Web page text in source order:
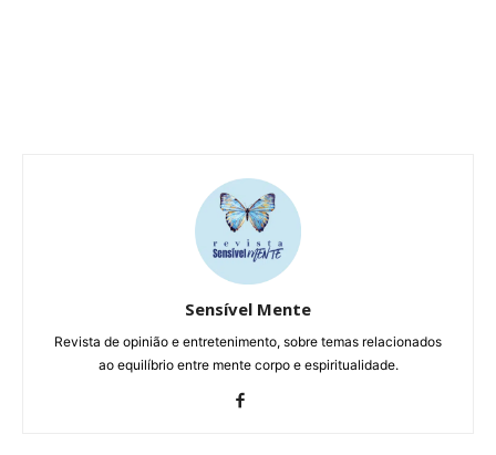
Sensível Mente
Revista de opinião e entretenimento, sobre temas relacionados
ao equilíbrio entre mente corpo e espiritualidade.